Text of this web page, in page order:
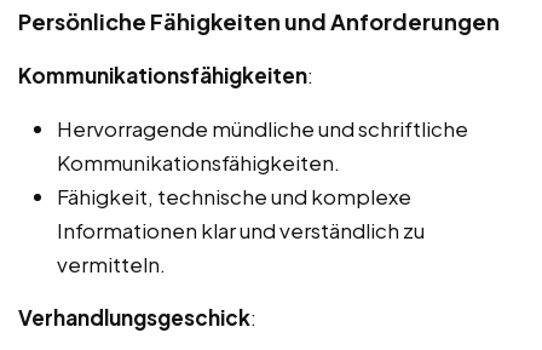
Persönliche Fähigkeiten und Anforderungen
Kommunikationsfähigkeiten:
Hervorragende mündliche und schriftliche
Kommunikationsfähigkeiten.
Fähigkeit, technische und komplexe
Informationen klar und verständlich zu
vermitteln.
Verhandlungsgeschick: